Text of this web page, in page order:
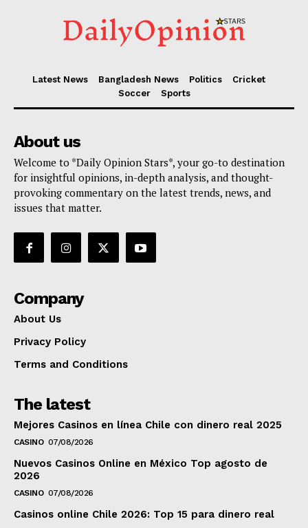
Latest News Bangladesh News Politics
Cricket
Soccer
Sports
About us
Welcome to *Daily Opinion Stars*, your go-to destination
for insightful opinions, in-depth analysis, and thought-
provoking commentary on the latest trends, news, and
issues that matter.
Company
About Us
Privacy Policy
Terms and Conditions
The latest
Mejores Casinos en línea Chile con dinero real 2025
CASINO 07/08/2026
Nuevos Casinos Online en México Top agosto de
2026
CASINO 07/08/2026
Casinos online Chile 2026: Top 15 para dinero real